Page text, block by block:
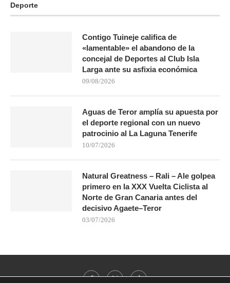
Deporte
Contigo Tuineje califica de
«lamentable» el abandono de la
concejal de Deportes al Club Isla
Larga ante su asfixia económica
09/08/2026
Aguas de Teror amplía su apuesta por
el deporte regional con un nuevo
patrocinio al La Laguna Tenerife
10/07/2026
Natural Greatness – Rali – Ale golpea
primero en la XXX Vuelta Ciclista al
Norte de Gran Canaria antes del
decisivo Agaete–Teror
03/07/2026